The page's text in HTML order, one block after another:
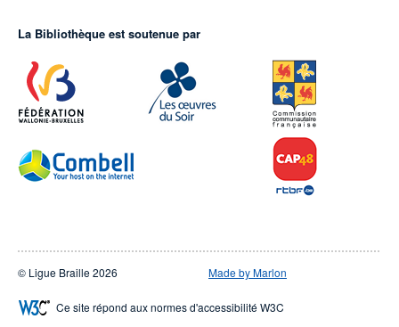
La Bibliothèque est soutenue par
© Ligue Braille 2026 Made by Marlon
Ce site répond aux normes d'accessibilité W3C